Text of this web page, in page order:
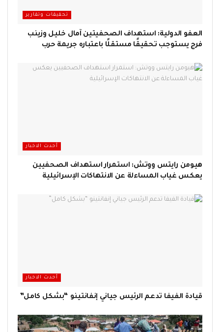
تحقيقات وتقارير
العفو الدولية: استهداف الصحفيتين آمال خليل وزينب
فرج يستوجب تحقيقًا مستقلًا باعتباره جريمة حرب
أحدث الاخبار
هيومن رايتس ووتش: استمرار استهداف الصحفيين
يعكس غياب المساءلة عن الانتهاكات الإسرائيلية
أحدث الاخبار
قيادة الفيفا تدعم الرئيس جياني إنفانتينو “بشكل كامل”